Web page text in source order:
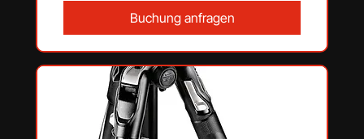
Buchung anfragen